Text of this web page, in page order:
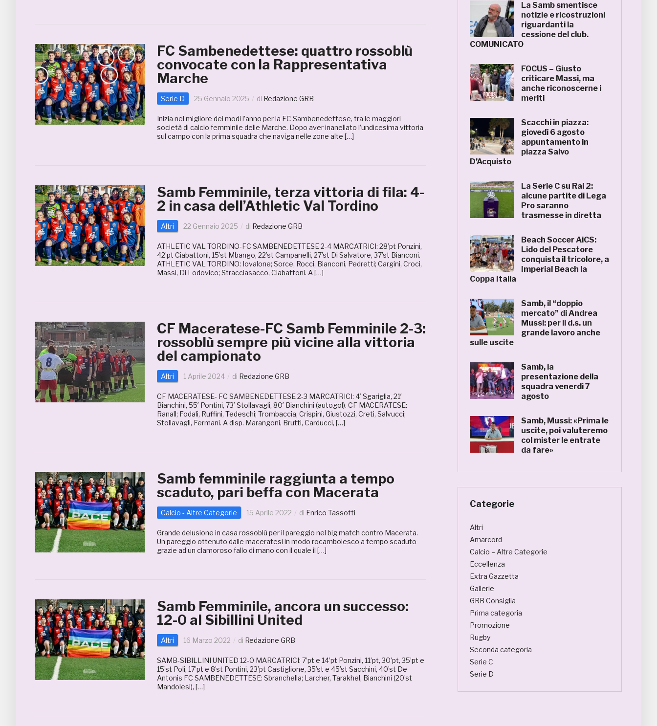
FC Sambenedettese: quattro rossoblù
convocate con la Rappresentativa
Marche
Serie D 25 Gennaio 2025 di Redazione GRB
Inizia nel migliore dei modi l’anno per la FC Sambenedettese, tra le maggiori
società di calcio femminile delle Marche. Dopo aver inanellato l’undicesima vittoria
sul campo con la prima squadra che naviga nelle zone alte […]
Samb Femminile, terza vittoria di fila: 4-
2 in casa dell’Athletic Val Tordino
Altri 22 Gennaio 2025 di Redazione GRB
ATHLETIC VAL TORDINO-FC SAMBENEDETTESE 2-4 MARCATRICI: 28’pt Ponzini,
42’pt Ciabattoni, 15’st Mbango, 22’st Campanelli, 27’st Di Salvatore, 37’st Bianconi.
ATHLETIC VAL TORDINO: Iovalone; Sorce, Rocci, Bianconi, Pedretti; Cargini, Croci,
Massi, Di Lodovico; Stracciasacco, Ciabattoni. A […]
CF Maceratese-FC Samb Femminile 2-3:
rossoblù sempre più vicine alla vittoria
del campionato
Altri 1 Aprile 2024 di Redazione GRB
CF MACERATESE- FC SAMBENEDETTESE 2-3 MARCATRICI: 4′ Sgariglia, 21′
Bianchini, 55′ Pontini, 73′ Stollavagli, 80′ Bianchini (autogol). CF MACERATESE:
Ranall; Fodali, Ruffini, Tedeschi; Trombaccia, Crispini, Giustozzi, Creti, Salvucci;
Stollavagli, Fermani. A disp. Marangoni, Brutti, Carducci, […]
Samb femminile raggiunta a tempo
scaduto, pari beffa con Macerata
Calcio - Altre Categorie 15 Aprile 2022 di Enrico Tassotti
Grande delusione in casa rossoblù per il pareggio nel big match contro Macerata.
Un pareggio ottenuto dalle maceratesi in modo rocambolesco a tempo scaduto
grazie ad un clamoroso fallo di mano con il quale il […]
Samb Femminile, ancora un successo:
12-0 al Sibillini United
Altri 16 Marzo 2022 di Redazione GRB
SAMB-SIBILLINI UNITED 12-0 MARCATRICI: 7’pt e 14’pt Ponzini, 11’pt, 30’pt, 35’pt e
15’st Poli, 17’pt e 8’st Pontini, 23’pt Castiglione, 35’st e 45’st Sacchini, 40’st De
Antonis FC SAMBENEDETTESE: Sbranchella; Larcher, Tarakhel, Bianchini (20’st
Mandolesi), […]
La Samb smentisce
notizie e ricostruzioni
riguardanti la
cessione del club.
COMUNICATO
FOCUS – Giusto
criticare Massi, ma
anche riconoscerne i
meriti
Scacchi in piazza:
giovedì 6 agosto
appuntamento in
piazza Salvo
D’Acquisto
La Serie C su Rai 2:
alcune partite di Lega
Pro saranno
trasmesse in diretta
Beach Soccer AiCS:
Lido del Pescatore
conquista il tricolore, a
Imperial Beach la
Coppa Italia
Samb, il “doppio
mercato” di Andrea
Mussi: per il d.s. un
grande lavoro anche
sulle uscite
Samb, la
presentazione della
squadra venerdì 7
agosto
Samb, Mussi: «Prima le
uscite, poi valuteremo
col mister le entrate
da fare»
Categorie
Altri
Amarcord
Calcio – Altre Categorie
Eccellenza
Extra Gazzetta
Gallerie
GRB Consiglia
Prima categoria
Promozione
Rugby
Seconda categoria
Serie C
Serie D